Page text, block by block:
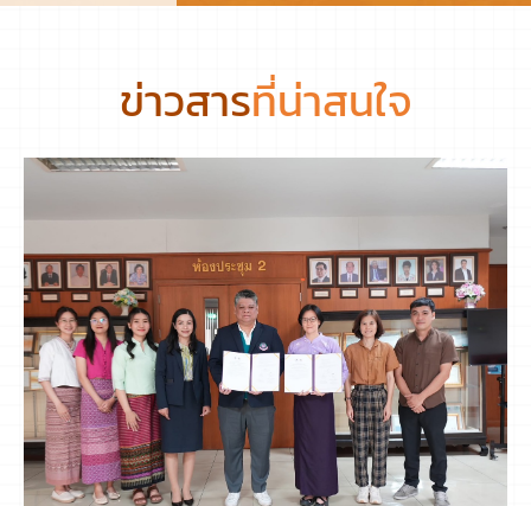
ข่าวสารที่น่าสนใจ